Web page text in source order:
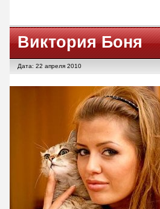
Виктория Боня
Дата: 22 апреля 2010